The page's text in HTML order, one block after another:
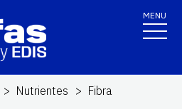
MENU
Nutrientes Fibra